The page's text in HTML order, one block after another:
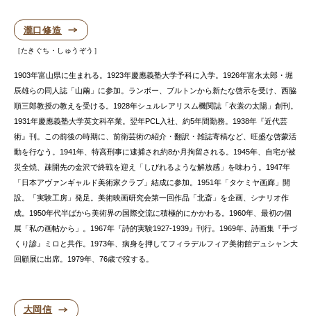
瀧口修造
たきぐち・しゅうぞう
1903年富山県に生まれる。1923年慶應義塾大学予科に入学。1926年富永太郎・堀
辰雄らの同人誌「山繭」に参加。ランボー、ブルトンから新たな啓示を受け、西脇
順三郎教授の教えを受ける。1928年シュルレアリスム機関誌「衣裳の太陽」創刊。
1931年慶應義塾大学英文科卒業。翌年PCL入社、約5年間勤務。1938年『近代芸
術』刊。この前後の時期に、前衛芸術の紹介・翻訳・雑誌寄稿など、旺盛な啓蒙活
動を行なう。1941年、特高刑事に逮捕され約8か月拘留される。1945年、自宅が被
災全焼、疎開先の金沢で終戦を迎え「しびれるような解放感」を味わう。1947年
「日本アヴァンギャルド美術家クラブ」結成に参加。1951年「タケミヤ画廊」開
設。「実験工房」発足。美術映画研究会第一回作品「北斎」を企画、シナリオ作
成。1950年代半ばから美術界の国際交流に積極的にかかわる。1960年、最初の個
展「私の画帖から」。1967年『詩的実験1927-1939』刊行。1969年、詩画集『手づ
くり諺』ミロと共作。1973年、病身を押してフィラデルフィア美術館デュシャン大
回顧展に出席。1979年、76歳で歿する。
大岡信